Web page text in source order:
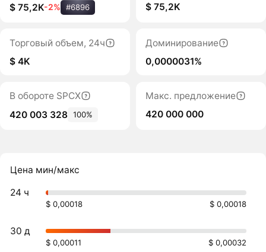
$ 75,2K-2% #6896
$ 75,2K
Торговый объем, 24ч
$ 4K
Доминирование
0,0000031%
В обороте SPCX
420 003 328 100%
Макс. предложение
420 000 000
Цена мин/макс
24 ч
$ 0,00018 $ 0,00018
30 д
$ 0,00011 $ 0,00032